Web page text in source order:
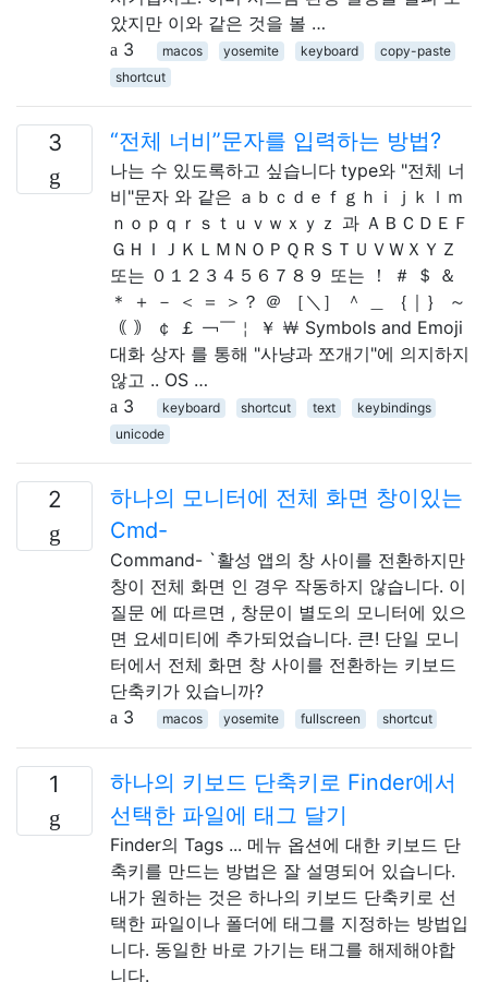
았지만 이와 같은 것을 볼 …
3
macos yosemite keyboard
copy-paste
shortcut
3 “전체 너비”문자를 입력하는 방법?
나는 수 있도록하고 싶습니다 type와 "전체 너
비"문자 와 같은 ａｂｃｄｅｆｇｈｉｊｋｌｍ
ｎｏｐｑｒｓｔｕｖｗｘｙｚ 과 ＡＢＣＤＥＦ
ＧＨＩＪＫＬＭＮＯＰＱＲＳＴＵＶＷＸＹＺ
또는 ０１２３４５６７８９ 또는 ！ ＃ ＄ ＆
＊ ＋ － ＜ ＝ ＞？ ＠ ［＼］ ＾ ＿ ｛｜｝ ～
｟ ｠ ￠ ￡ ￢￣￤ ￥ ￦ Symbols and Emoji
대화 상자 를 통해 "사냥과 쪼개기"에 의지하지
않고 .. OS …
3
keyboard shortcut text
keybindings
unicode
2
하나의 모니터에 전체 화면 창이있는
Cmd-
Command- `활성 앱의 창 사이를 전환하지만
창이 전체 화면 인 경우 작동하지 않습니다. 이
질문 에 따르면 , 창문이 별도의 모니터에 있으
면 요세미티에 추가되었습니다. 큰! 단일 모니
터에서 전체 화면 창 사이를 전환하는 키보드
단축키가 있습니까?
3
macos yosemite fullscreen shortcut
1
하나의 키보드 단축키로 Finder에서
선택한 파일에 태그 달기
Finder의 Tags ... 메뉴 옵션에 대한 키보드 단
축키를 만드는 방법은 잘 설명되어 있습니다.
내가 원하는 것은 하나의 키보드 단축키로 선
택한 파일이나 폴더에 태그를 지정하는 방법입
니다. 동일한 바로 가기는 태그를 해제해야합
니다.